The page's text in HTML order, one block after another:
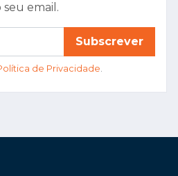
seu email.
Subscrever
de Privacidade.